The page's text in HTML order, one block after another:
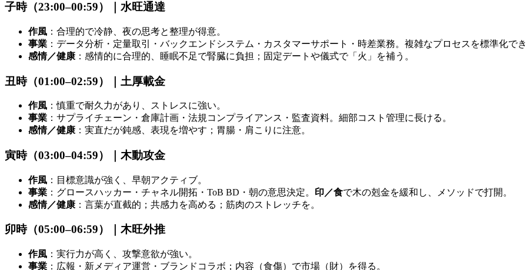
子時（23:00–00:59）｜水旺通達
作風 ：合理的で冷静、夜の思考と整理が得意。
事業 ：データ分析・定量取引・バックエンドシステム・カスタマーサポート・時差業務。複雑なプロセスを標準化で
感情／健康 ：感情的に合理的、睡眠不足で腎臓に負担；固定デートや儀式で「火」を補う。
丑時（01:00–02:59）｜土厚載金
作風 ：慎重で耐久力があり、ストレスに強い。
事業 ：サプライチェーン・倉庫計画・法規コンプライアンス・監査資料。細部コスト管理に長ける。
感情／健康 ：実直だが鈍感、表現を増やす；胃腸・肩こりに注意。
寅時（03:00–04:59）｜木動攻金
作風 ：目標意識が強く、早朝アクティブ。
事業 ：グロースハッカー・チャネル開拓・ToB BD・朝の意思決定。 印／食で木の剋金を緩和し、メソッドで打開。
感情／健康 ：言葉が直截的；共感力を高める；筋肉のストレッチを。
卯時（05:00–06:59）｜木旺外推
作風 ：実行力が高く、攻撃意欲が強い。
事業 ：広報・新メディア運営・ブランドコラボ；内容（食傷）で市場（財）を得る。